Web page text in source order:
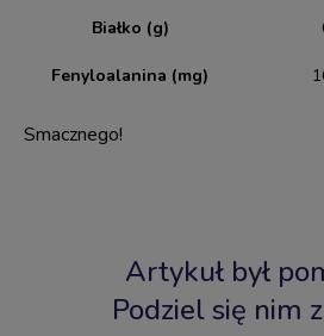
Białko (g)
Fenyloalanina (mg)
Smacznego!
Artykuł był
Podziel się nim